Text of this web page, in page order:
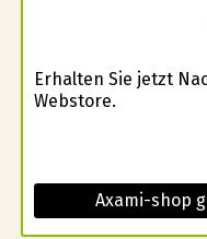
Erhalten Sie jetzt
Webstore.
Axami-shop